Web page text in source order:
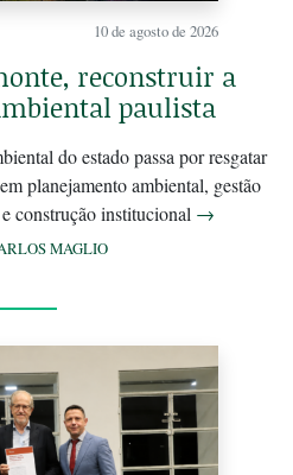
10 de agosto de 2026
reconstruir a
paulista
do estado passa por resgatar
planejamento ambiental, gestão
construção institucional →
MAGLIO